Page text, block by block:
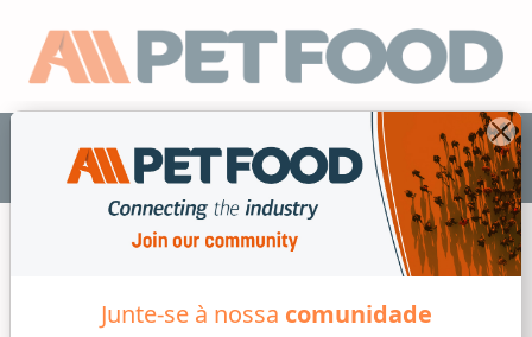
Junte-se à nossa comunidade
PT
Fabricantes